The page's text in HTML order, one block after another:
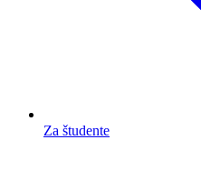
Za študente